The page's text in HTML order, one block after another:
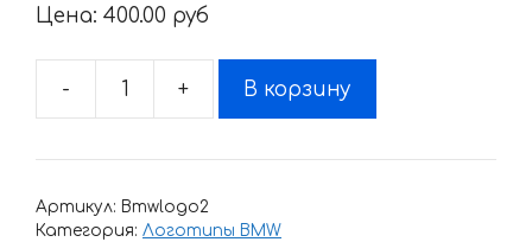
Цена: 400.00 pyб
-
Количество
Наклейка
LOGO
+ В корзину
Артикул: Bmwlogo2
Категория: Логотипы BMW